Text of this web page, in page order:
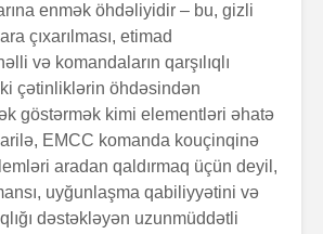
enmək öhdəliyidir – bu, gizli
çıxarılması, etimad
və komandaların qarşılıqlı
çətinliklərin öhdəsindən
göstərmək kimi elementləri əhatə
EMCC komanda kouçinqinə
aradan qaldırmaq üçün deyil,
uyğunlaşma qabiliyyətini və
dəstəkləyən uzunmüddətli